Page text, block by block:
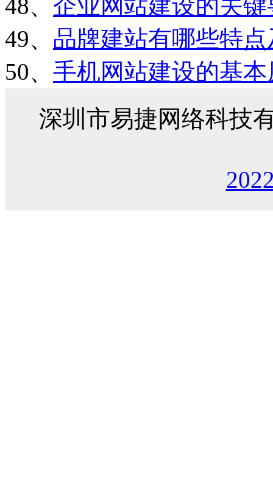
48、 企业网站建设的关
49、 品牌建站有哪些特
50、 手机网站建设的基本
深圳市易捷网络科